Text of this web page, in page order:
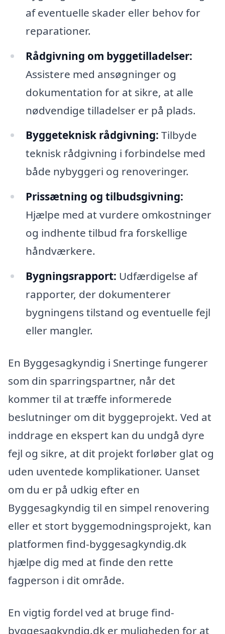
af eventuelle skader eller behov for
reparationer.
Rådgivning om byggetilladelser:
Assistere med ansøgninger og
dokumentation for at sikre, at alle
nødvendige tilladelser er på plads.
Byggeteknisk rådgivning: Tilbyde
teknisk rådgivning i forbindelse med
både nybyggeri og renoveringer.
Prissætning og tilbudsgivning:
Hjælpe med at vurdere omkostninger
og indhente tilbud fra forskellige
håndværkere.
Bygningsrapport: Udfærdigelse af
rapporter, der dokumenterer
bygningens tilstand og eventuelle fejl
eller mangler.
En Byggesagkyndig i Snertinge fungerer
som din sparringspartner, når det
kommer til at træffe informerede
beslutninger om dit byggeprojekt. Ved at
inddrage en ekspert kan du undgå dyre
fejl og sikre, at dit projekt forløber glat og
uden uventede komplikationer. Uanset
om du er på udkig efter en
Byggesagkyndig til en simpel renovering
eller et stort byggemodningsprojekt, kan
platformen find-byggesagkyndig.dk
hjælpe dig med at finde den rette
fagperson i dit område.
En vigtig fordel ved at bruge find-
byggesagkyndig.dk er muligheden for at